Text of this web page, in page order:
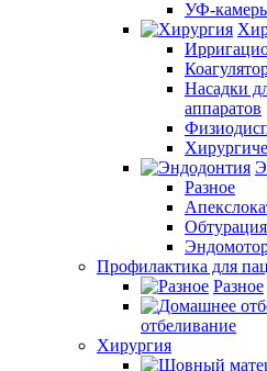
УФ-
Насадки
аппаратов
Разное
Обтурация
Профилактика для
Разное
отбеливание
Хирургия